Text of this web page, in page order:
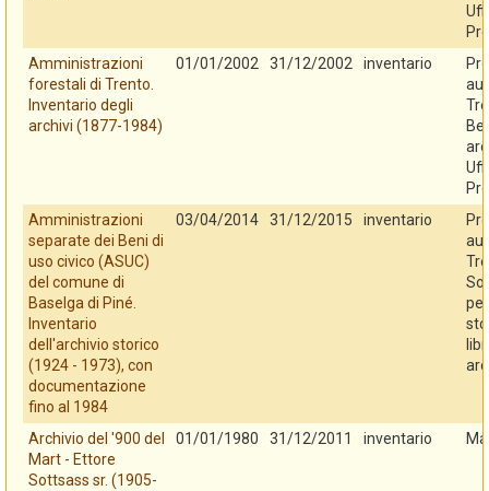
Amministrazioni
forestali di Trento.
Inventario degli
archivi (1877-1984)
01/01/2002 31/12/2002 inventario
Amministrazioni
separate dei Beni di
uso civico (ASUC)
del comune di
Baselga di Piné.
Inventario
dell'archivio storico
(1924 - 1973), con
documentazione
fino al 1984
03/04/2014 31/12/2015 inventario
Archivio del '900 del
Mart - Ettore
Sottsass sr. (1905-
01/01/1980 31/12/2011 inventario